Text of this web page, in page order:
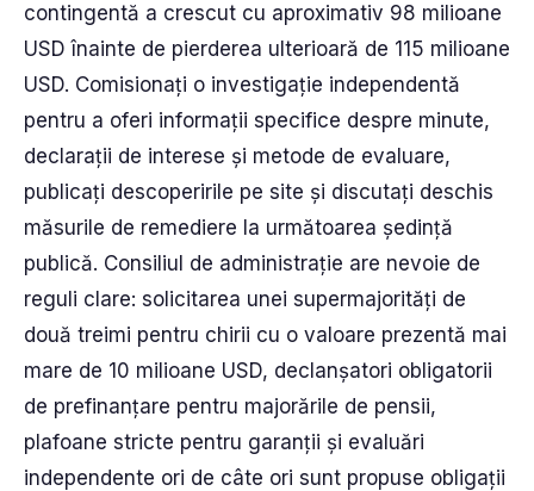
contingentă a crescut cu aproximativ 98 milioane
USD înainte de pierderea ulterioară de 115 milioane
USD. Comisionați o investigație independentă
pentru a oferi informații specifice despre minute,
declarații de interese și metode de evaluare,
publicați descoperirile pe site și discutați deschis
măsurile de remediere la următoarea ședință
publică. Consiliul de administrație are nevoie de
reguli clare: solicitarea unei supermajorități de
două treimi pentru chirii cu o valoare prezentă mai
mare de 10 milioane USD, declanșatori obligatorii
de prefinanțare pentru majorările de pensii,
plafoane stricte pentru garanții și evaluări
independente ori de câte ori sunt propuse obligații